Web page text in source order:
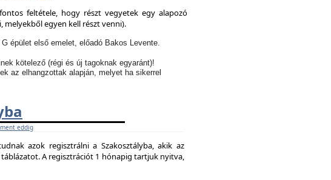
feltétele, hogy részt vegyetek egy alapozó
egyen kell részt venni).
G épület első emelet, előadó Bakos Levente.
kötelező (régi és új tagoknak egyaránt)!
az elhangzottak alapján, melyet ha sikerrel
eddig
azok regisztrálni a Szakosztályba, akik az
A regisztrációt 1 hónapig tartjuk nyitva,